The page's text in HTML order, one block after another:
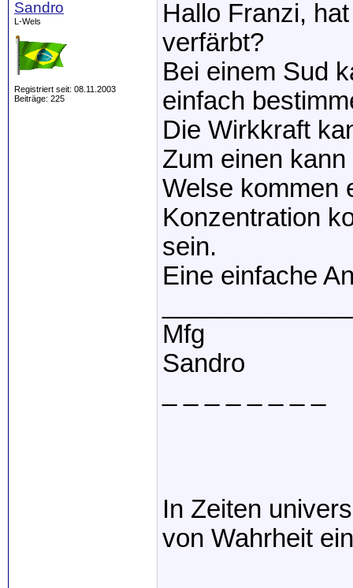
Sandro
L-Wels
Registriert seit: 08.11.2003
Beiträge: 225
Hallo Franzi,
verfärbt?
Bei einem Sud
einfach
Die Wirkkraft
Zum einen
Welse kommen
Konzentration
sein.
Eine einfache
Mfg
Sandro
In Zeiten
von Wahrheit